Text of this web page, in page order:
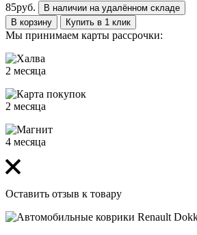
85руб.
В наличии на удалённом складе
В корзину
Купить в 1 клик
Мы принимаем карты рассрочки:
2 месяца
2 месяца
4 месяца
Оставить отзыв к товару